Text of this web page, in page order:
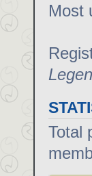
Most
Total